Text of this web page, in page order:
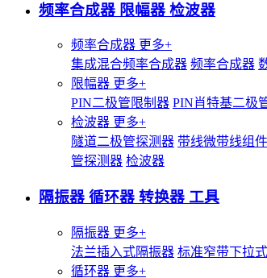
频率合成器 限幅器 检波器
频率合成器 更多+
集成混合频率合成器 频率合成器
限幅器 更多+
PIN二极管限制器 PIN肖特基二极
检波器 更多+
隧道二极管探测器 带线微带线组
管探测器 检波器
隔振器 循环器 转换器 工具
隔振器 更多+
法兰插入式隔振器 标准窄带下拉
循环器 更多+